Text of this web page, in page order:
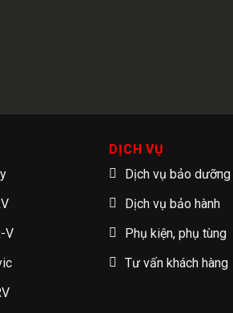
V
DỊCH VỤ
Dịch vụ bảo dưỡng
Dịch vụ bảo hành
Phụ kiện, phụ tùng
Tư vấn khách hàng